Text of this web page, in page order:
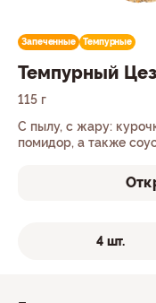
Запеченные Темпурные
Темпурный
115 г
С пылу, с жару:
помидор, а также
4 шт.